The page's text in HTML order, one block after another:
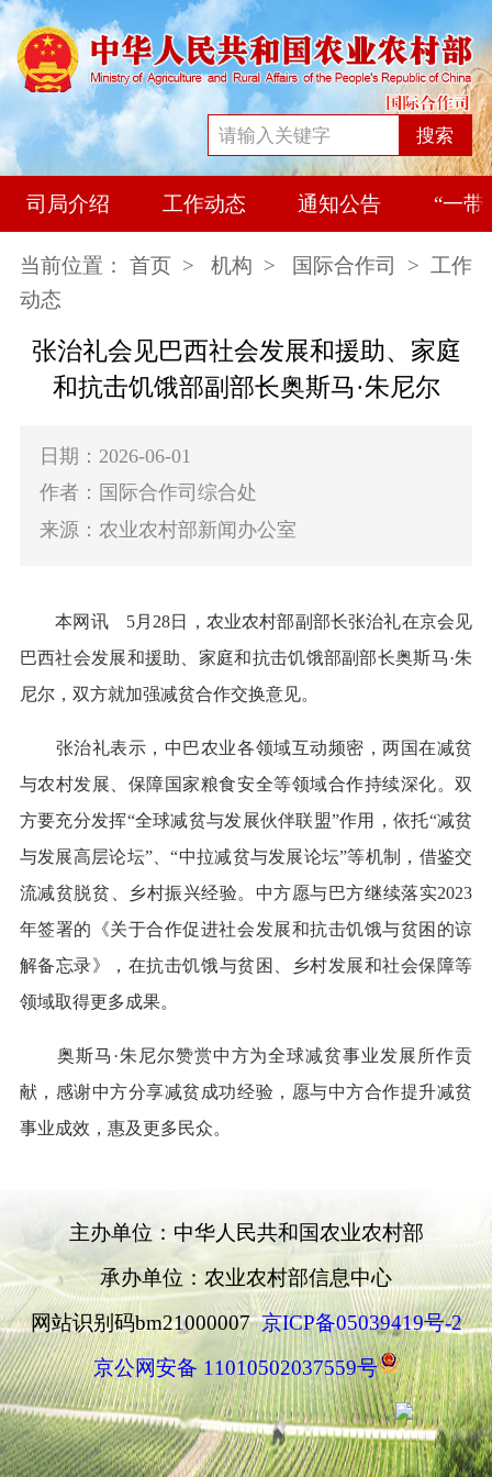
搜索
司局介绍 工作动态 通知公告 “一带
当前位置： 首页 > 机构 > 国际合作司
> 工作
动态
张治礼会见巴西社会发展和援助、家庭
和抗击饥饿部副部长奥斯马·朱尼尔
日期：2026-06-01
作者：国际合作司综合处
来源：农业农村部新闻办公室
本网讯
5月28日，农业农村部副部长张治礼在京会见
巴西社会发展和援助、家庭和抗击饥饿部副部长奥斯马·朱
尼尔，双方就加强减贫合作交换意见。
张治礼表示，中巴农业各领域互动频密，两国在减贫
与农村发展、保障国家粮食安全等领域合作持续深化。双
方要充分发挥“全球减贫与发展伙伴联盟”作用，依托“减贫
与发展高层论坛”、“中拉减贫与发展论坛”等机制，借鉴交
流减贫脱贫、乡村振兴经验。中方愿与巴方继续落实2023
年签署的《关于合作促进社会发展和抗击饥饿与贫困的谅
解备忘录》， 在抗击饥饿与贫困、乡村发展和社会保障等
领域取得更多成果。
奥斯马·朱尼尔赞赏中方为全球减贫事业发展所作贡
献，感谢中方分享减贫成功经验，愿与中方合作提升减贫
事业成效，惠及更多民众。
主办单位：中华人民共和国农业农村部
承办单位：农业农村部信息中心
网站识别码bm21000007京ICP备05039419号-2
京公网安备 11010502037559号